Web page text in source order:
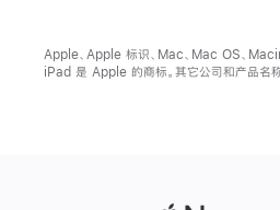
Apple、Apple 标识、Mac、Mac OS、
iPad 是 Apple 的商标。其它公司和产品名